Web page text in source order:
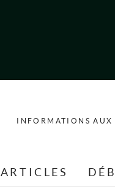
INFORMATIONS AUX
ARTICLES